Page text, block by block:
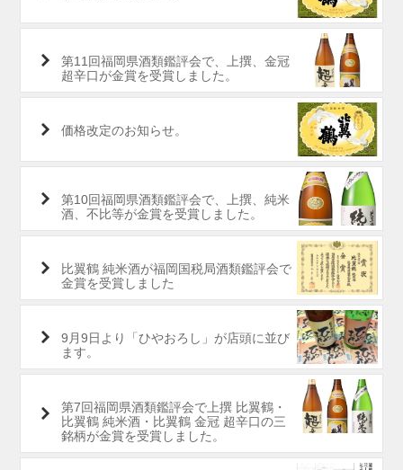
第11回福岡県酒類鑑評会で、上撰、金冠
超辛口が金賞を受賞しました。
価格改定のお知らせ。
第10回福岡県酒類鑑評会で、上撰、純米
酒、不比等が金賞を受賞しました。
比翼鶴 純米酒が福岡国税局酒類鑑評会で
金賞を受賞しました
9月9日より「ひやおろし」が店頭に並び
ます。
第7回福岡県酒類鑑評会で上撰 比翼鶴・
比翼鶴 純米酒・比翼鶴 金冠 超辛口の三
銘柄が金賞を受賞しました。